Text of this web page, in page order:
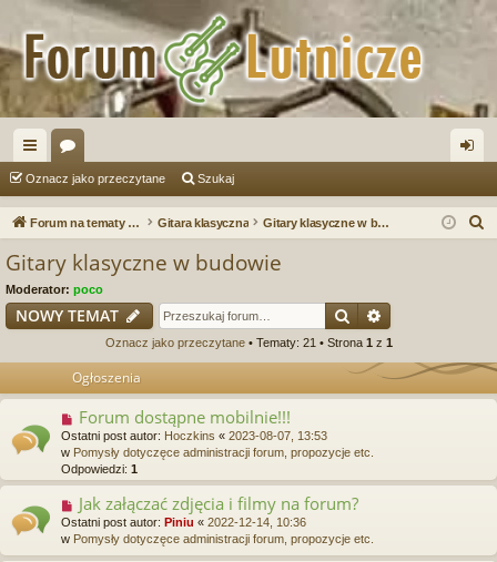
ię
ce
or
a og
Oznacz jako przeczytane Szukaj
Forum na tematy budowy instrumentów Gitara klasyczna Gitary klasyczne w budowie
Gitary klasyczne w budowie
Moderator: poco
NOWY TEMAT Szukaj
Oznacz jako przeczytane• Tematy: 21 • Strona 1 z 1
Ogłoszenia
Forum dostąpne mobilnie!!!
Ostatni post autor: Hoczkins « 2023-08-07, 13:53
w Pomysły dotyczęce administracji forum, propozycje etc.
Odpowiedzi: 1
Jak załączać zdjęcia i filmy na forum?
Ostatni post autor: Piniu « 2022-12-14, 10:36
w Pomysły dotyczęce administracji forum, propozycje etc.